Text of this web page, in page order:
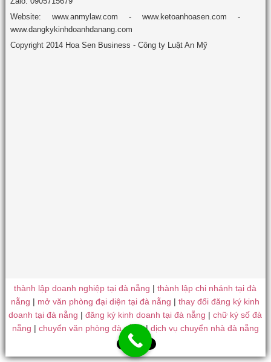
Website: www.anmylaw.com - www.ketoanhoasen.com -
www.dangkykinhdoanhdanang.com
Copyright 2014 Hoa Sen Business - Công ty Luật An Mỹ
thành lập doanh nghiệp tại đà nẵng |thành lập chi nhánh tại đà
nẵng | mở văn phòng đại diện tại đà nẵng |thay đổi đăng ký kinh
doanh tại đà nẵng |đăng ký kinh doanh tại đà nẵng |chữ ký số đà
nẵng | chuyển văn phòng đà nẵng|dịch vụ chuyển nhà đà nẵng